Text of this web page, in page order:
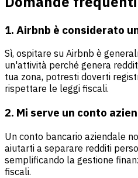
1. Airbnb è considerato
Sì, ospitare su Airbnb è
un'attività perché genera
tua zona, potresti doverti
rispettare le leggi fiscali.
2. Mi serve un conto
Un conto bancario aziendale
aiutarti a separare redditi
semplificando la gestione
fiscali.